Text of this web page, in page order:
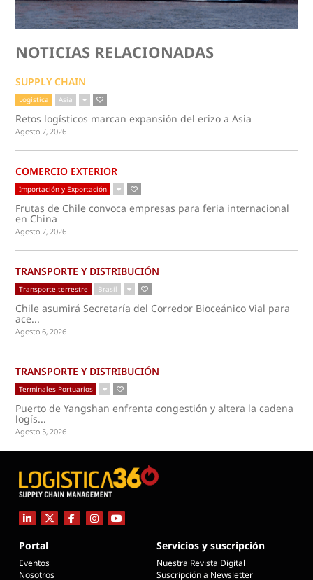
NOTICIAS RELACIONADAS
SUPPLY CHAIN
Logística Asia
Retos logísticos marcan expansión del erizo a Asia
Agosto 7, 2026
COMERCIO EXTERIOR
Importación y Exportación
Frutas de Chile convoca empresas para feria internacional
en China
Agosto 7, 2026
TRANSPORTE Y DISTRIBUCIÓN
Transporte terrestre Brasil
Chile asumirá Secretaría del Corredor Bioceánico Vial para
ace...
Agosto 6, 2026
TRANSPORTE Y DISTRIBUCIÓN
Terminales Portuarios
Puerto de Yangshan enfrenta congestión y altera la cadena
logís...
Agosto 5, 2026
Portal
Eventos
Nosotros
Servicios y suscripción
Nuestra Revista Digital
Suscripción a Newsletter